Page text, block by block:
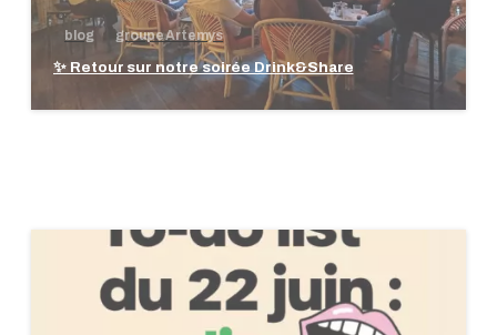
blog groupe Artemys
✨ Retour sur notre soirée Drink&Share